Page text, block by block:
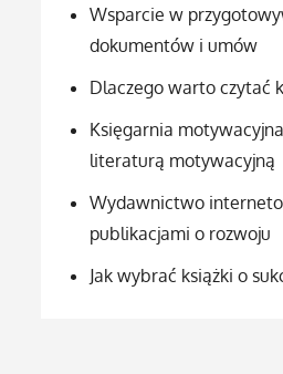
Wsparcie w
dokumentów i umów
Dlaczego warto czytać
Księgarnia
literaturą motywacyjną
Wydawnictwo
publikacjami o rozwoju
Jak wybrać książki o